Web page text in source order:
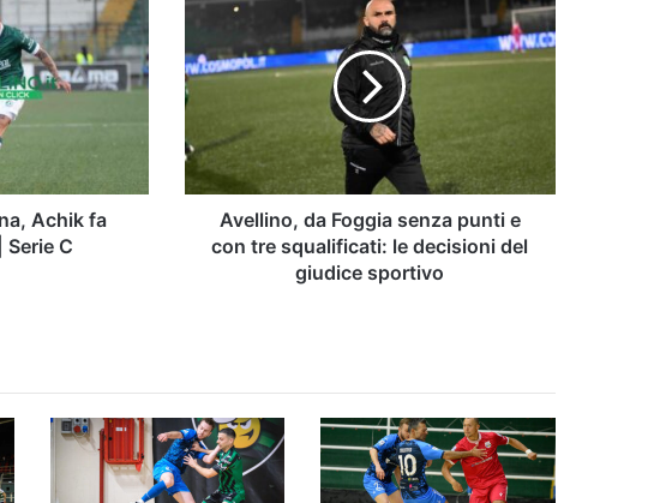
Achik fa
Serie C
senza
punti
e
con
tre
squalificati:
decisioni
Avellino, da Foggia senza punti e
con tre squalificati: le decisioni del
giudice sportivo